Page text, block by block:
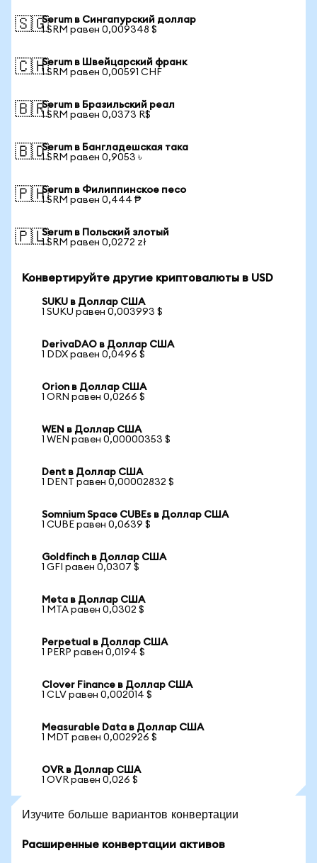
🇸🇬Serum в Сингапурский доллар
1 SRM равен 0,009348 $
🇨🇭Serum в Швейцарский франк
1 SRM равен 0,00591 CHF
🇧🇷Serum в Бразильский реал
1 SRM равен 0,0373 R$
🇧🇩Serum в Бангладешская така
1 SRM равен 0,9053 ৳
🇵🇭Serum в Филиппинское песо
1 SRM равен 0,444 ₱
🇵🇱Serum в Польский злотый
1 SRM равен 0,0272 zł
Конвертируйте другие криптовалюты в USD
SUKU в Доллар США
1 SUKU равен 0,003993 $
DerivaDAO в Доллар США
1 DDX равен 0,0496 $
Orion в Доллар США
1 ORN равен 0,0266 $
WEN в Доллар США
1 WEN равен 0,00000353 $
Dent в Доллар США
1 DENT равен 0,00002832 $
Somnium Space CUBEs в Доллар США
1 CUBE равен 0,0639 $
Goldfinch в Доллар США
1 GFI равен 0,0307 $
Meta в Доллар США
1 MTA равен 0,0302 $
Perpetual в Доллар США
1 PERP равен 0,0194 $
Clover Finance в Доллар США
1 CLV равен 0,002014 $
Measurable Data в Доллар США
1 MDT равен 0,002926 $
OVR в Доллар США
1 OVR равен 0,026 $
Изучите больше вариантов конвертации
Расширенные конвертации активов